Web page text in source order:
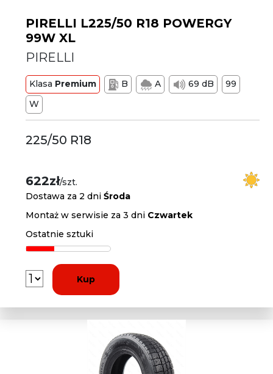
PIRELLI L225/50 R18 POWERGY
99W XL
PIRELLI
Klasa Premium B A 69 dB
99
W
225/50 R18
622zł/szt.
Dostawa za 2 dniŚroda
Montaż w serwisie za 3 dni Czwartek
Ostatnie sztuki
Kup